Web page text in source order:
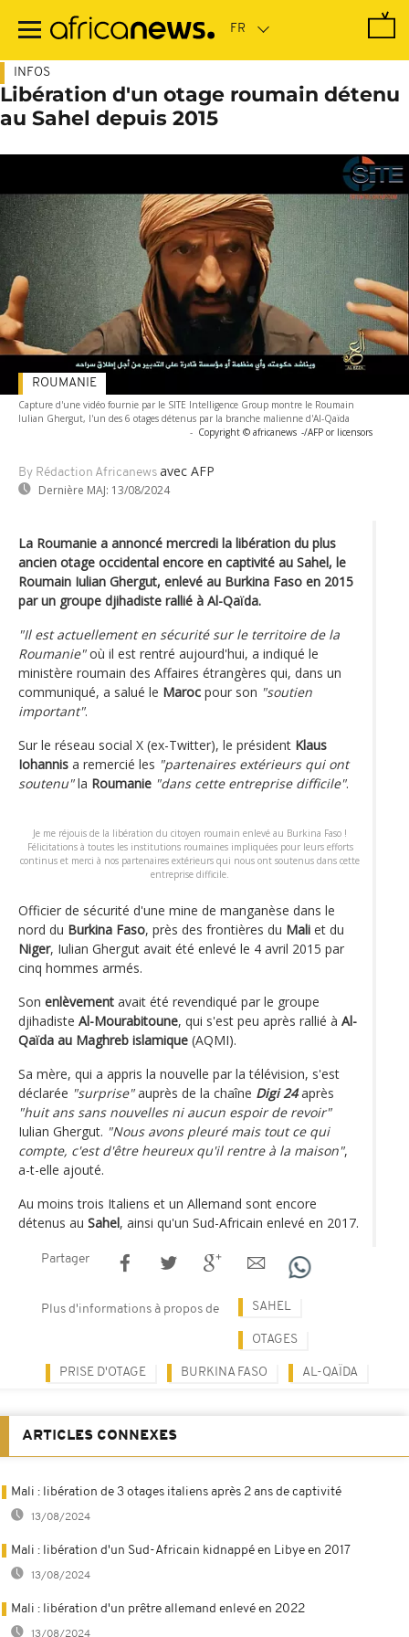
contenu
INFOS
Libération d'un otage roumain détenu
au Sahel depuis 2015
Capture d'une vidéo fournie par le SITE Intelligence Group montre le Roumain
Iulian Ghergut, l'un des 6 otages détenus par la branche malienne d'Al-Qaïda
- Copyright © africanews -/AFP or licensors
By Rédaction Africanews avec AFP
Dernière MAJ: 13/08/2024
ROUMANIE
La Roumanie a annoncé mercredi la libération du plus
ancien otage occidental encore en captivité au Sahel, le
Roumain Iulian Ghergut, enlevé au Burkina Faso en 2015
par un groupe djihadiste rallié à Al-Qaïda.
"Il est actuellement en sécurité sur le territoire de la
Roumanie"où il est rentré aujourd'hui, a indiqué le
ministère roumain des Affaires étrangères qui, dans un
communiqué, a salué le Maroc pour son "soutien
important".
Sur le réseau social X (ex-Twitter), le président Klaus
Iohannis a remercié les "partenaires extérieurs qui ont
soutenu"la Roumanie "dans cette entreprise difficile".
Je me réjouis de la libération du citoyen roumain enlevé au Burkina Faso !
Félicitations à toutes les institutions roumaines impliquées pour leurs efforts
continus et merci à nos partenaires extérieurs qui nous ont soutenus dans cette
entreprise difficile.
Officier de sécurité d'une mine de manganèse dans le
nord du Burkina Faso, près des frontières du Mali et du
Niger, Iulian Ghergut avait été enlevé le 4 avril 2015 par
cinq hommes armés.
Son enlèvement avait été revendiqué par le groupe
djihadiste Al-Mourabitoune, qui s'est peu après rallié à Al-
Qaïda au Maghreb islamique (AQMI).
Sa mère, qui a appris la nouvelle par la télévision, s'est
déclarée "surprise"auprès de la chaîne Digi 24après
"huit ans sans nouvelles ni aucun espoir de revoir"
Iulian Ghergut. "Nous avons pleuré mais tout ce qui
compte, c'est d'être heureux qu'il rentre à la maison",
a-t-elle ajouté.
Au moins trois Italiens et un Allemand sont encore
détenus au Sahel, ainsi qu'un Sud-Africain enlevé en 2017.
Partager
Plus d'informations à propos de SAHEL
OTAGES
PRISE D'OTAGE BURKINA FASO AL-QAÏDA
ARTICLES CONNEXES
Mali : libération de 3 otages italiens après 2 ans de captivité
13/08/2024
Mali : libération d'un Sud-Africain kidnappé en Libye en 2017
13/08/2024
Mali : libération d'un prêtre allemand enlevé en 2022
13/08/2024